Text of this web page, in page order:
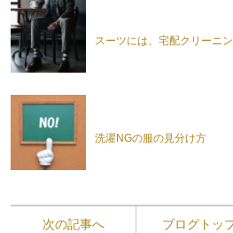
スーツには、宅配クリーニ
洗濯NGの服の見分け方
次の記事へ ブログトッ